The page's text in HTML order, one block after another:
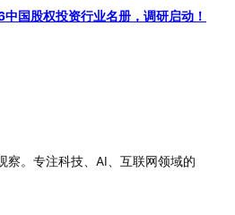
国股权投资行业名册，调研启动！
察。专注科技、AI、互联网领域的